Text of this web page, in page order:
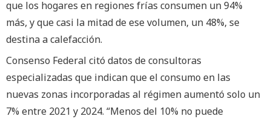
que los hogares en regiones frías consumen un 94%
más, y que casi la mitad de ese volumen, un 48%, se
destina a calefacción.
Consenso Federal citó datos de consultoras
especializadas que indican que el consumo en las
nuevas zonas incorporadas al régimen aumentó solo un
7% entre 2021 y 2024. “Menos del 10% no puede